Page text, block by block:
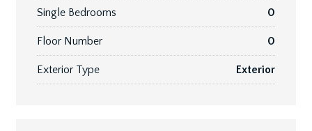
Single Bedrooms 0
Floor Number 0
Exterior Type Exterior